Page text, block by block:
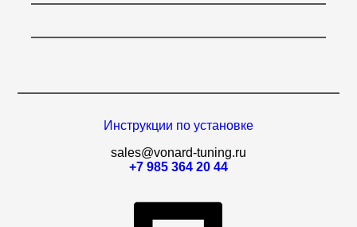
Инструкции по установке
sales@vonard-tuning.ru
+7 985 364 20 44